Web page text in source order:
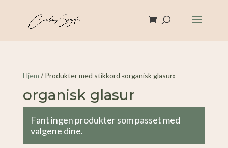
Hjem / Produkter med stikkord «organisk glasur»
organisk glasur
Fant ingen produkter som passet med
valgene dine.